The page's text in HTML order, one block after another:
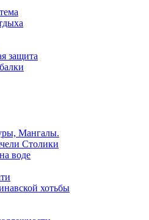
защита
Мангалы.
Столики
воде
хотьбы